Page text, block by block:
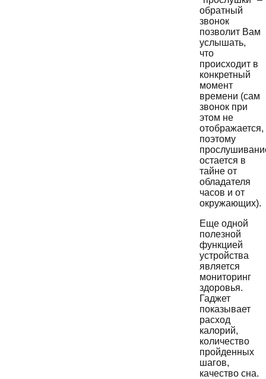
обратный
звонок
позволит Вам
услышать,
что
происходит в
конкретный
момент
времени (сам
звонок при
этом не
отображается,
поэтому
остается в
тайне от
обладателя
часов и от
окружающих).
Еще одной
полезной
функцией
устройства
является
мониторинг
здоровья.
Гаджет
показывает
расход
калорий,
количество
пройденных
шагов,
качество сна.